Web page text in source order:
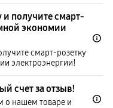
получите смарт-
экономии
смарт-розетку
электроэнергии!
счет за отзыв!
о нашем товаре и